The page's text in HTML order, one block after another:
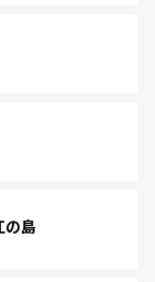
の島